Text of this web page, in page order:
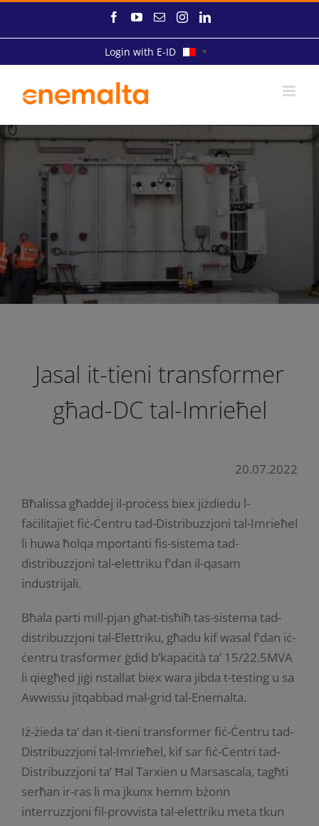
FacebookYouTube
EmailInstagramLinkedIn
Login with E-ID
Jasal it-tieni transformer
għad-DC tal-Imrieħel
20.07.2022
Bħalissa għaddej il-proċess biex jiżdiedu l-
faċilitajiet fiċ-Ċentru tad-Distribuzzjoni tal-Imrieħel
li huwa ħolqa mportanti fis-sistema tad-
distribuzzjoni tal-elettriku f’dan il-qasam
industrijali.
Bħala parti mill-pjan għat-tisħiħ tas-sistema tad-
distribuzzjoni tal-Elettriku, għadu kif wasal f’dan iċ-
ċentru trasformer ġdid b’kapaċità ta’ 15/22.5MVA
li qiegħed jiġi nstallat biex wara jibda t-testing u sa
Awwissu jitqabbad mal-grid tal-Enemalta.
Iż-żieda ta’ dan it-tieni transformer fiċ-Ċentru tad-
Distribuzzjoni tal-Imrieħel, kif sar fiċ-Ċentri tad-
Distribuzzjoni ta’ Ħal Tarxien u Marsascala, tagħti
serħan ir-ras li ma jkunx hemm bżonn
interruzzjoni fil-provvista tal-elettriku meta tkun